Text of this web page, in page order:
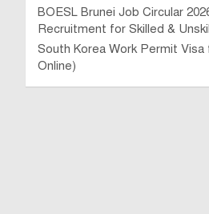
BOESL Brunei Job Circular
Recruitment for Skilled &
South Korea Work Permit
Online)